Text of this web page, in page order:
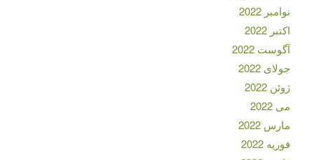
نوامبر 2022
اکتبر 2022
آگوست 2022
جولای 2022
ژوئن 2022
می 2022
مارس 2022
فوریه 2022